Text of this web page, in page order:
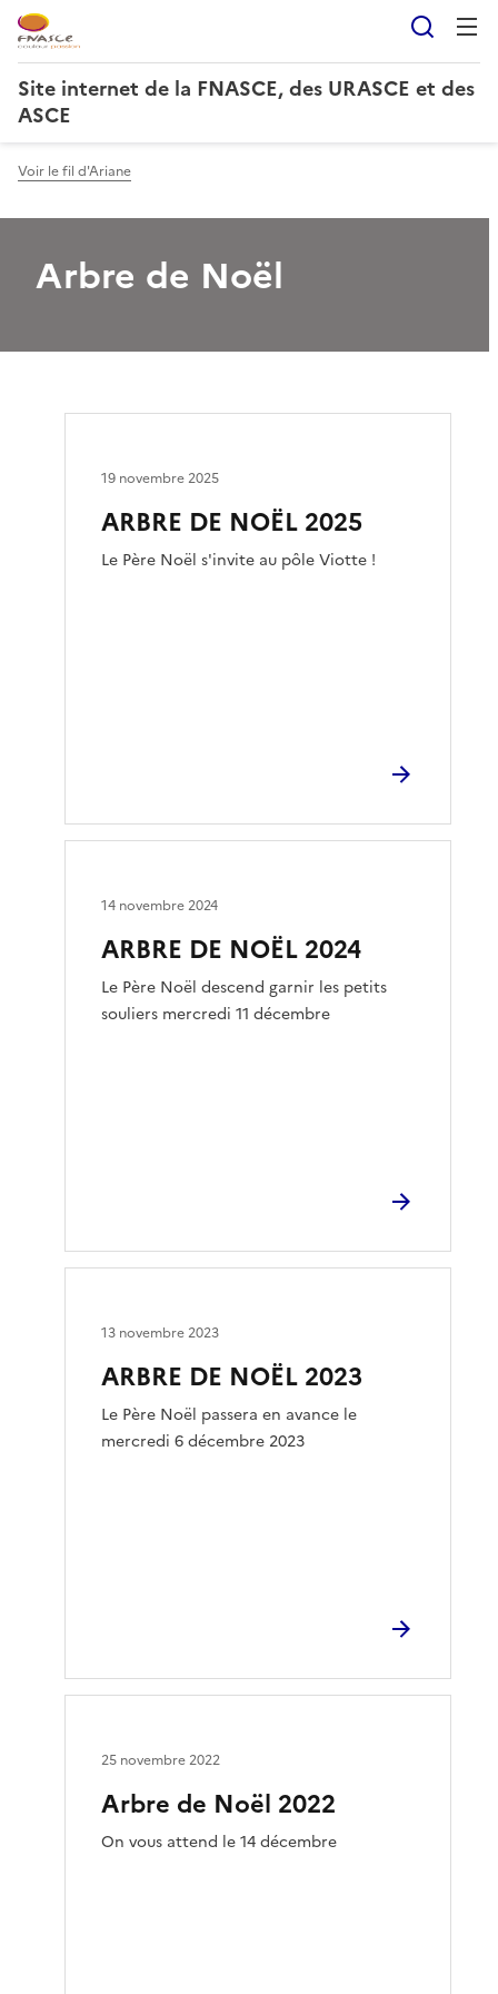
Site internet de la FNASCE, des URASCE et des
ASCE
Voir le fil d'Ariane
Arbre de Noël
ARBRE DE NOËL 2025
Le Père Noël s'invite au pôle Viotte !
19 novembre 2025
ARBRE DE NOËL 2024
Le Père Noël descend garnir les petits
souliers mercredi 11 décembre
14 novembre 2024
ARBRE DE NOËL 2023
Le Père Noël passera en avance le
mercredi 6 décembre 2023
13 novembre 2023
Arbre de Noël 2022
On vous attend le 14 décembre
25 novembre 2022